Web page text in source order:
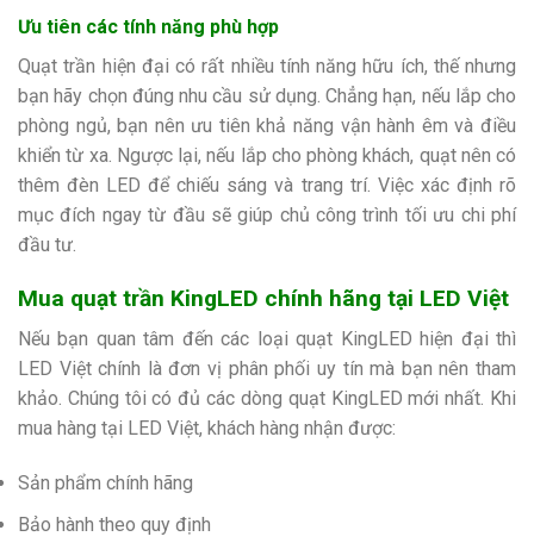
Ưu tiên các tính năng phù hợp
Quạt trần hiện đại có rất nhiều tính năng hữu ích, thế nhưng
bạn hãy chọn đúng nhu cầu sử dụng. Chẳng hạn, nếu lắp cho
phòng ngủ, bạn nên ưu tiên khả năng vận hành êm và điều
khiển từ xa. Ngược lại, nếu lắp cho phòng khách, quạt nên có
thêm đèn LED để chiếu sáng và trang trí. Việc xác định rõ
mục đích ngay từ đầu sẽ giúp chủ công trình tối ưu chi phí
đầu tư.
Mua quạt trần KingLED chính hãng tại LED Việt
Nếu bạn quan tâm đến các loại quạt KingLED hiện đại thì
LED Việt chính là đơn vị phân phối uy tín mà bạn nên tham
khảo. Chúng tôi có đủ các dòng quạt KingLED mới nhất. Khi
mua hàng tại LED Việt, khách hàng nhận được:
Sản phẩm chính hãng
Bảo hành theo quy định